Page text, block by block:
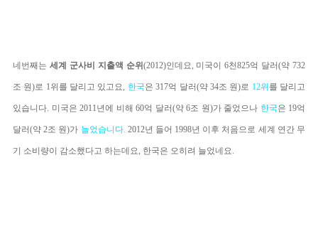
네번째는 세계 군사비 지출액 순위 (2012)인데요, 미국이 6천825억 달러(약 732
조 원)로 1위를 달리고 있고요, 한국은 317억 달러(약 34조 원)로 12위 를 달리고
있습니다. 미국은 2011년에 비해 60억 달러(약 6조 원)가 줄었으나 한국은 19억
달러(약 2조 원)가 늘었습니다. 2012년 들어 1998년 이후 처음으로 세계 연간 무
기 소비량이 감소했다고 하는데요, 한국은 오히려 늘었네요.